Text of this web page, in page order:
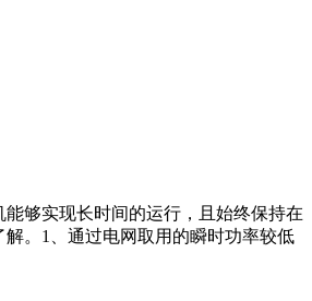
够实现长时间的运行，且始终保持在
。1、通过电网取用的瞬时功率较低